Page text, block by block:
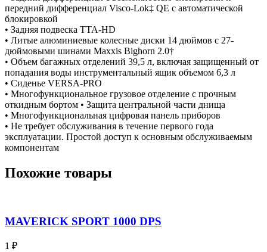
передний дифференциал Visco-Lok‡ QE с автоматической
блокировкой
• Задняя подвеска TTA-HD
• Литые алюминиевые колесные диски 14 дюймов с 27-
дюймовыми шинами Maxxis Bighorn 2.0†
• Объем багажных отделений 39,5 л, включая защищенный от
попадания воды инструментальный ящик объемом 6,3 л
• Сиденье VERSA-PRO
• Многофункциональное грузовое отделение с прочным
откидным бортом • Защита центральной части днища
• Многофункциональная цифровая панель приборов
• Не требует обслуживания в течение первого года
эксплуатации. Простой доступ к основным обслуживаемым
компонентам
Похожие товары
MAVERICK SPORT 1000 DPS
1 ₽